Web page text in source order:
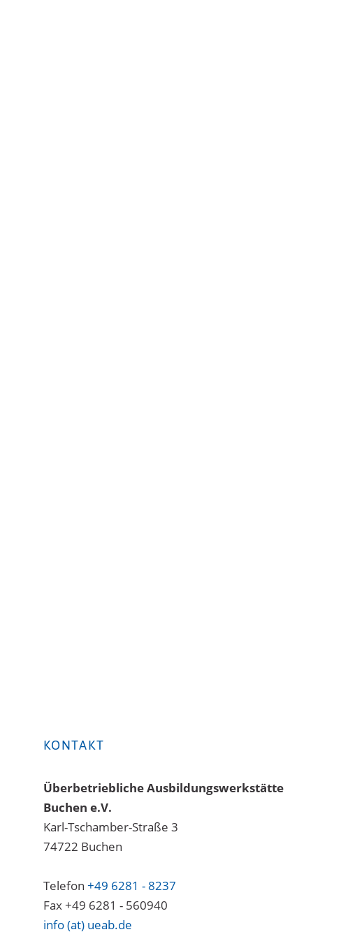
KONTAKT
Überbetriebliche Ausbildungswerkstätte
Buchen e.V.
Karl-Tschamber-Straße 3
74722 Buchen
Telefon +49 6281 - 8237
Fax +49 6281 - 560940
info (at) ueab.de